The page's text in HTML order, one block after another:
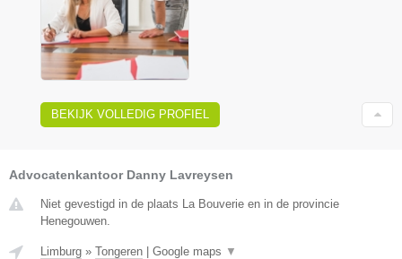
BEKIJK VOLLEDIG PROFIEL
Advocatenkantoor Danny Lavreysen
Niet gevestigd in de plaats La Bouverie en in de provincie
Henegouwen.
Limburg » Tongeren Google maps ▼